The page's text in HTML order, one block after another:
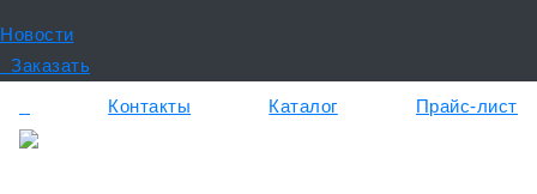
Новости
Заказать
Контакты
Каталог Прайс-лист